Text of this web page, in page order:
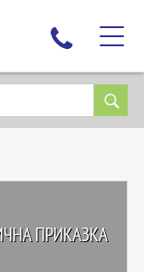
ПРИКАЗКА